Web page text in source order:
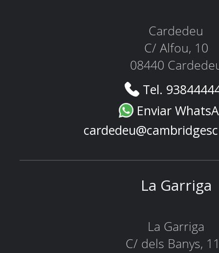
Cardedeu
C/ Alfou, 10
08440
Tel.
Enviar
La Garriga
La Garriga
C/ dels Banys,